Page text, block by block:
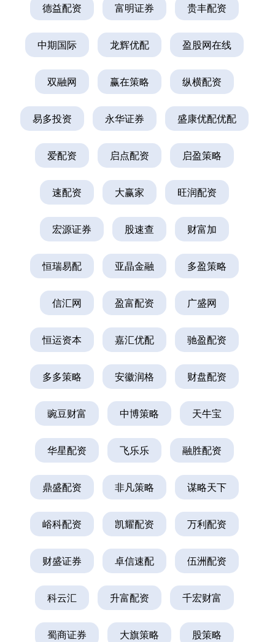
德益配资 富明证券 贵丰配资
中期国际 龙辉优配 盈股网在线
双融网 赢在策略 纵横配资
易多投资 永华证券 盛康优配优配
爱配资 启点配资 启盈策略
速配资 大赢家 旺润配资
宏源证券 股速查 财富加
恒瑞易配 亚晶金融 多盈策略
信汇网 盈富配资 广盛网
恒运资本 嘉汇优配 驰盈配资
多多策略 安徽润格 财盘配资
豌豆财富 中博策略 天牛宝
华星配资 飞乐乐 融胜配资
鼎盛配资 非凡策略 谋略天下
峪科配资 凯耀配资 万利配资
财盛证券 卓信速配 伍洲配资
科云汇 升富配资 千宏财富
蜀商证券 大旗策略 股策略